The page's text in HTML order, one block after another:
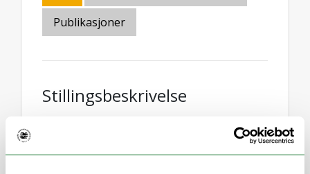
Publikasjoner
Stillingsbeskrivelse